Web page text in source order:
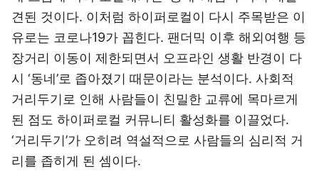
견된 것이다. 이처럼 하이퍼로컬이 다시 주목받은 이
유로는 코로나19가 꼽힌다. 팬더믹 이후 해외여행 등
장거리 이동이 제한되면서 오프라인 생활 반경이 다
시 ‘동네’로 좁아졌기 때문이라는 분석이다. 사회적
거리두기로 인해 사람들이 친밀한 교류에 목마르게
된 점도 하이퍼로컬 커뮤니티 활성화를 이끌었다.
‘거리두기’가 오히려 역설적으로 사람들의 심리적 거
리를 좁히게 된 셈이다.